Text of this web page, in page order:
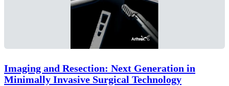
Imaging and Resection: Next Generation in
Minimally Invasive Surgical Technology